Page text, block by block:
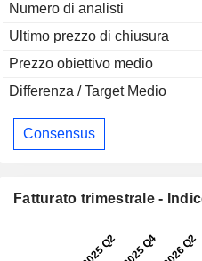
Numero di analisti
Ultimo prezzo di chiusura
Prezzo obiettivo medio
Differenza / Target Medio
Consensus
Fatturato trimestrale -